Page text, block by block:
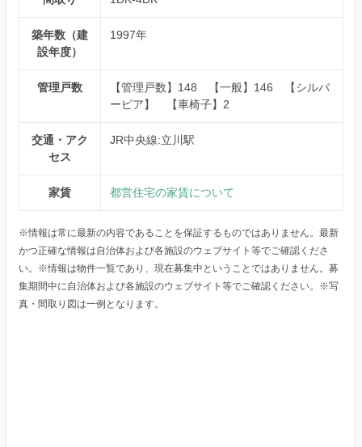
築年数（建
設年度）
1997年
管理戸数
【管理戸数】148 【一般】146 【シルバ
ーピア】 【車椅子】2
交通・アク
セス
JR中央線:立川駅
家賃 都営住宅の家賃について
※情報は常に最新の内容であることを保証するものではありません。最新
かつ正確な情報は自治体および各施設のウェブサイト等でご確認くださ
い。※情報は物件一覧であり、現在募集中ということではありません。募
集期間中に自治体および各施設のウェブサイト等でご確認ください。※写
真・間取り図は一例となります。